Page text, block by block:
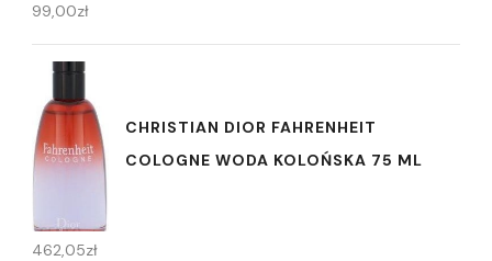
99,00zł
CHRISTIAN DIOR FAHRENHEIT
COLOGNE WODA KOLOŃSKA 75 ML
462,05zł